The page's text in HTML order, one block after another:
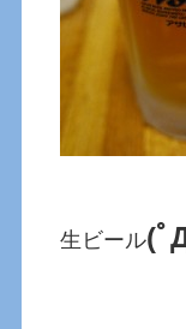
生ビール(ﾟ